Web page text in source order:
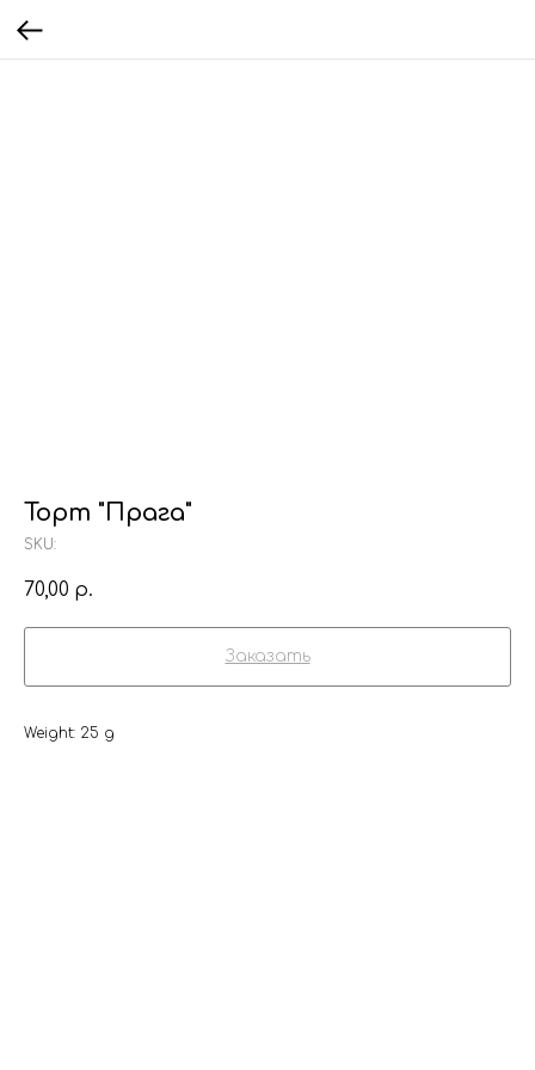
Торт "Прага"
SKU:
70,00 р.
Заказать
Weight: 25 g